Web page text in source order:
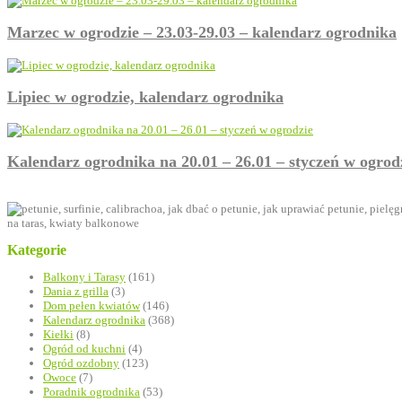
Marzec w ogrodzie – 23.03-29.03 – kalendarz ogrodnika
Lipiec w ogrodzie, kalendarz ogrodnika
Kalendarz ogrodnika na 20.01 – 26.01 – styczeń w
Kategorie
Balkony i Tarasy (161)
Dania z grilla (3)
Dom pełen kwiatów(146)
Kalendarz ogrodnika (368)
Kiełki (8)
Ogród od kuchni (4)
Ogród ozdobny (123)
Owoce (7)
Poradnik ogrodnika (53)